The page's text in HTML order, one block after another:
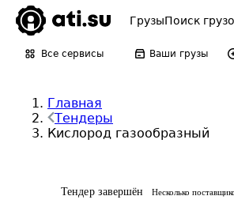
ГрузыПоиск
Все сервисы Ваши грузы
Главная
Тендеры
Кислород газообразный
Тендер завершён Несколько